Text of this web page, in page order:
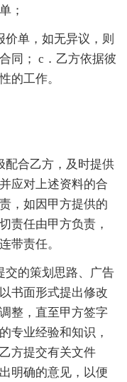
；
单，如无异议，则
同； c．乙方依据彼
的工作。
配合乙方，及时提供
应对上述资料的合
，如因甲方提供的
责任由甲方负责，
带责任。
交的策划思路、广告
书面形式提出修改
整，直至甲方签字
专业经验和知识，
方提交有关文件
明确的意见，以便